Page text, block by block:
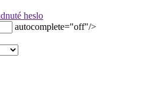
heslo
autocomplete="off"/>